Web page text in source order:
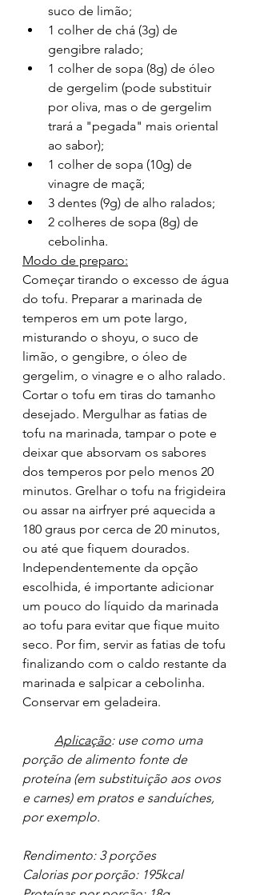
suco de limão;
1 colher de chá (3g) de
gengibre ralado;
1 colher de sopa (8g) de óleo
de gergelim (pode substituir
por oliva, mas o de gergelim
trará a "pegada" mais oriental
ao sabor);
1 colher de sopa (10g) de
vinagre de maçã;
3 dentes (9g) de alho ralados;
2 colheres de sopa (8g) de
cebolinha.
Modo de preparo:
Começar tirando o excesso de água
do tofu. Preparar a marinada de
temperos em um pote largo,
misturando o shoyu, o suco de
limão, o gengibre, o óleo de
gergelim, o vinagre e o alho ralado.
Cortar o tofu em tiras do tamanho
desejado. Mergulhar as fatias de
tofu na marinada, tampar o pote e
deixar que absorvam os sabores
dos temperos por pelo menos 20
minutos. Grelhar o tofu na frigideira
ou assar na airfryer pré aquecida a
180 graus por cerca de 20 minutos,
ou até que fiquem dourados.
Independentemente da opção
escolhida, é importante adicionar
um pouco do líquido da marinada
ao tofu para evitar que fique muito
seco. Por fim, servir as fatias de tofu
finalizando com o caldo restante da
marinada e salpicar a cebolinha.
Conservar em geladeira.
Aplicação: use como uma
porção de alimento fonte de
proteína (em substituição aos ovos
e carnes) em pratos e sanduíches,
por exemplo.
Rendimento: 3 porções
Calorias por porção: 195kcal